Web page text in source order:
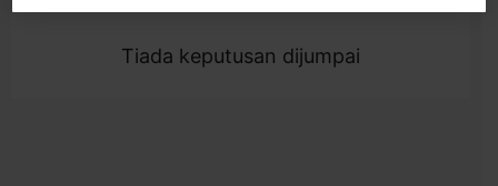
Tiada keputusan dijumpai